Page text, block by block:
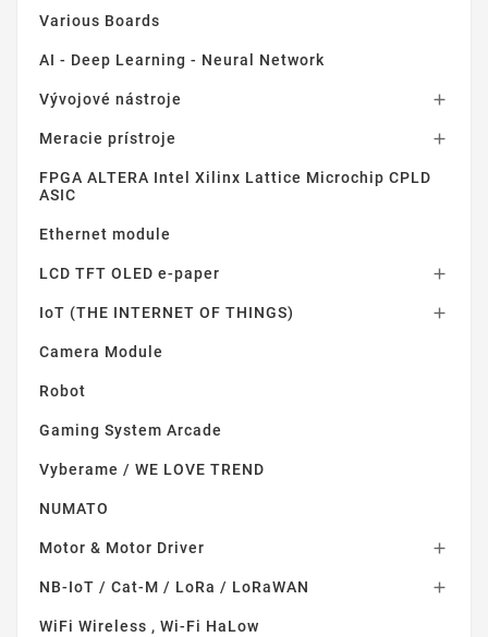
Various Boards
AI - Deep Learning - Neural Network
Vývojové nástroje 
Meracie prístroje 
FPGA ALTERA Intel Xilinx Lattice Microchip CPLD
ASIC
Ethernet module
LCD TFT OLED e-paper 
IoT (THE INTERNET OF THINGS) 
Camera Module
Robot
Gaming System Arcade
Vyberame / WE LOVE TREND
NUMATO
Motor & Motor Driver 
NB-IoT / Cat-M / LoRa / LoRaWAN 
WiFi Wireless , Wi-Fi HaLow